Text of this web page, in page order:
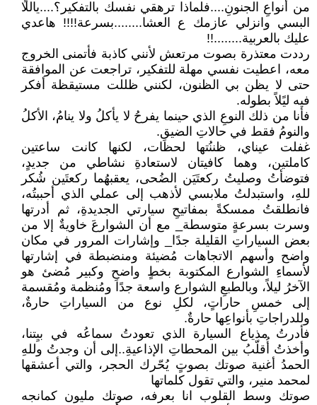
من أنواعِ الجنونِ....فلماذا ترهقي نفسك بالتفكير؟....ياللا
البسي وانزلي عازمك ع العشا........بسرعة!!!! هاعدي
عليك بالعربية........!!
رددت معتذرة بصوت مرتعش لأنني كاذبة فأتمنى الخروج
معه، اعطيت نفسي مهلة للتفكير، تراجعت عن الموافقة
حتى لا يظن بي الظنون، لكنني ظللت مستيقظة أفكر
فيه ليًلاً بطوله.
فأنا من ذلك النوعِ الذي حينما يفرحُ لا يأكلُ ولا ينامُ، الأكلُ
والنومُ فقط في حالاتِ الضيقِ.
غفلت عيناي، ظننُتها لحظات، لكنها كانت ساعتين
كاملتين، وهما كافيتان لاستعادةِ نشاطي من جديدٍ،
فتوضأتُ وصليتُ ركعتَيَن الضُحى، يعقبهُما ركعتَين شُكر
للهِ، واستبدلتُ ملابسي لأذهب إلى عملي الذي أحببتُه،
فانطلقتُ ممسكةً بمفاتيحِ سيارتي الجديدةِ، ثم أدرتها
وسرت بسرعةٍ متوسطة_ مع أن الشوارعَ خاويةٌ إلا من
بعض السياراتِ القليلة جدًا_ وإشارات المرور في مكان
واضح وأسهم الاتجاهات مُضيئة ومنضبطة في إشارتها
لأسماءِ الشوارع المكتوبة بخطٍ واضحِ وكبير مُضئ هو
الآخرُ ليلاً، وبالطبعِ الشوارع واسعة جدًا ومُنظمة ومُقسمة
إلى خمسِ حاراتٍ، لكلِ نوع من السياراتِ حارةٌ،
وللدراجاتِ بأنواعِها حارةٌ.
فأدرتُ مذياع السيارة الذي تعودتُ سماعُه في بيِتنا،
وأخذتُ أُقلّبُ بين المحطاتِ الإذاعيةِ..إلى أن وجدتُ وللهِ
الحمدُ أغنية صوتك بصوتٍ يُحّرك الحجر، والتي أعشقها
لمحمد منير، والتي تقول كلماتها
صوتك وسط القلوب انا بعرفه، صوتك مليون كمانجه